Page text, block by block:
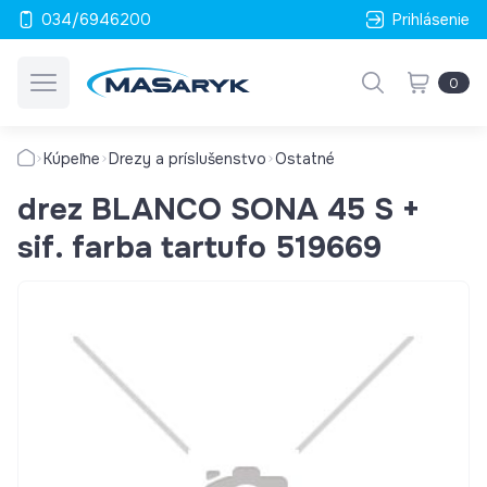
034/6946200 Prihlásenie
0
Kúpeľne Drezy a príslušenstvo Ostatné
drez BLANCO SONA 45 S +
sif. farba tartufo 519669